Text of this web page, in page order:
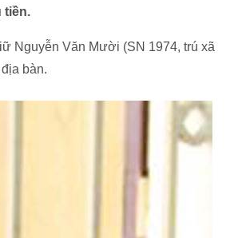
tiền.
Nguyễn Văn Mười (SN 1974, trú xã
bàn.